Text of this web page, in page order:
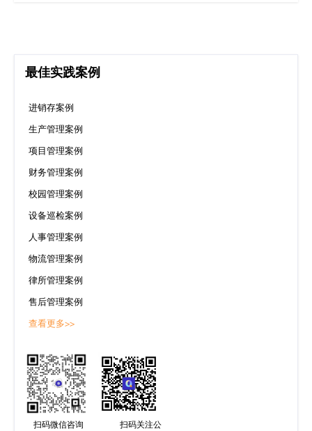
最佳实践案例
进销存案例
生产管理案例
项目管理案例
财务管理案例
校园管理案例
设备巡检案例
人事管理案例
物流管理案例
律所管理案例
售后管理案例
查看更多>>
扫码微信咨询
扫码关注公